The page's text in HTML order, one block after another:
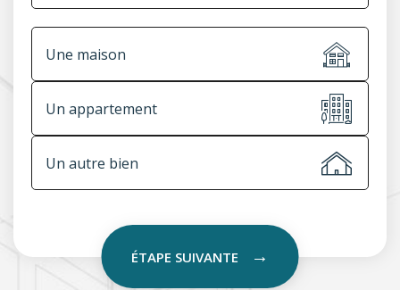
Une maison
Un appartement
Un autre bien
ÉTAPE SUIVANTE